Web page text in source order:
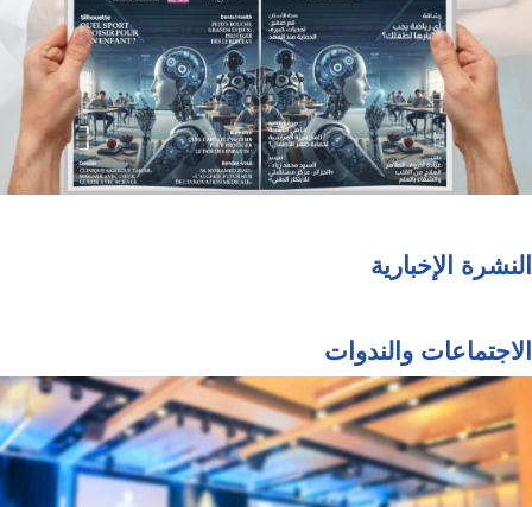
النشرة الإخبارية
الاجتماعات والندوات